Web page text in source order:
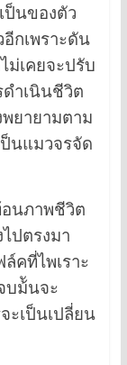
ป็นของตัว
กเพราะดัน
ม่เคยจะปรับ
ดำเนินชีวิต
ยายามตาม
นแมวจรจัด
อนภาพชีวิต
ปตรงมา
คที่ไพเราะ
บม้ันจะ
ะเป็นเปลี่ยน